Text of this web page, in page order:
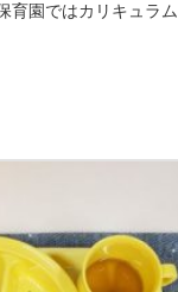
育園ではカリキュラム